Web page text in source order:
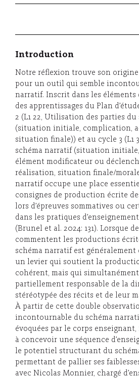
Introduction
Notre réflexion trouve son
pour un outil qui semble
narratif. Inscrit dans les éléments
des apprentissages du Plan
2 (L1 22, Utilisation des parties
(situation initiale, complication,
situation finale)) et au cycle 3 (L1
schéma narratif (situation
élément modificateur ou
réalisation, situation finale/
narratif occupe une place
consignes de production écrite
lors d’épreuves sommatives ou
dans les pratiques
(Brunel et al. 2024: 131). Lorsque
commentent les productions
schéma narratif est généralement
un levier qui soutient la
cohérent, mais qui
partiellement responsable de la
stéréotypée des récits et de leur
À partir de cette double
incontournable du schéma
évoquées par le corps
à concevoir une séquence
le potentiel structurant du
permettant de pallier ses
avec Nicolas Monnier, chargé